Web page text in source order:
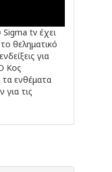
tv έχει
θεληματικό
για
Κος
ενθέματα
τις